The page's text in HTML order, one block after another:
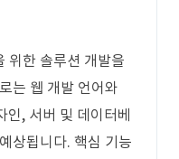
위한 솔루션 개발을
는 웹 개발 언어와
, 서버 및 데이터베
상됩니다. 핵심 기능